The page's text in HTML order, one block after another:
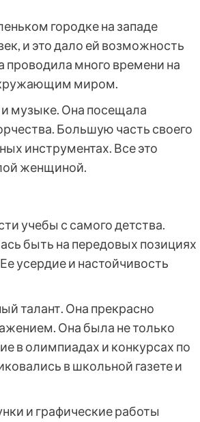
городке на западе
и это дало ей возможность
проводила много времени на
миром.
и музыке. Она посещала
Большую часть своего
инструментах. Все это
женщиной.
учебы с самого детства.
быть на передовых позициях
усердие и настойчивость
талант. Она прекрасно
Она была не только
в олимпиадах и конкурсах по
в школьной газете и
и графические работы